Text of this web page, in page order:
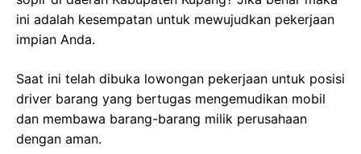
ini adalah kesempatan untuk mewujudkan pekerjaan
impian Anda.
Saat ini telah dibuka lowongan pekerjaan untuk posisi
driver barang yang bertugas mengemudikan mobil
dan membawa barang-barang milik perusahaan
dengan aman.